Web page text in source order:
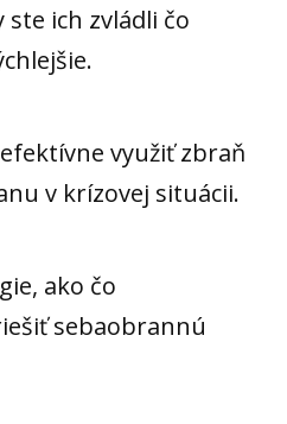
ich zvládli čo
využiť zbraň
v krízovej situácii.
ako čo
sebaobrannú